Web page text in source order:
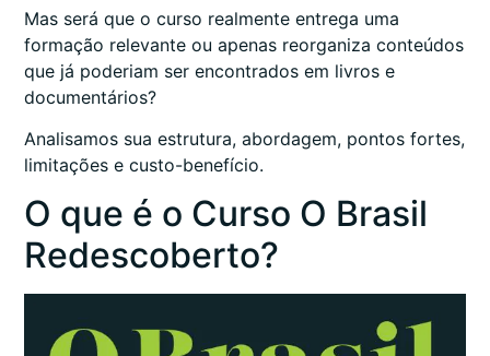
Mas será que o curso realmente entrega uma
formação relevante ou apenas reorganiza conteúdos
que já poderiam ser encontrados em livros e
documentários?
Analisamos sua estrutura, abordagem, pontos fortes,
limitações e custo-benefício.
O que é o Curso O Brasil
Redescoberto?